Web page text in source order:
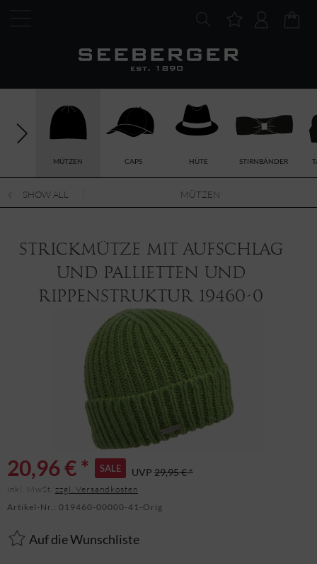
MÜTZEN CAPS HÜTE STIRNBÄNDER
SHOW ALL MÜTZEN
Strickmütze mit Aufschlag
und Pallietten und
Rippenstruktur 19460-0
20,96 € * SALE UVP 29,95 € *
inkl. MwSt. zzgl. Versandkosten
Artikel-Nr.: 019460-00000-41-Orig
Auf die Wunschliste